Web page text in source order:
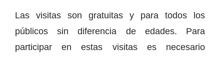
Las visitas son gratuitas y para todos los
públicos sin diferencia de edades. Para
participar en estas visitas es necesario